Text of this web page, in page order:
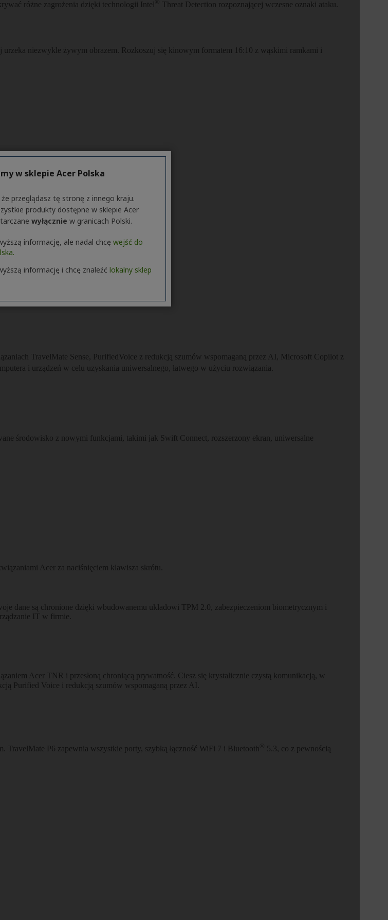
w sklepie Acer Polska
przeglądasz tę stronę z innego kraju.
produkty dostępne w sklepie Acer
wyłącznie w granicach Polski.
informację, ale nadal chcę wejść do
informację i chcę znaleźć lokalny sklep